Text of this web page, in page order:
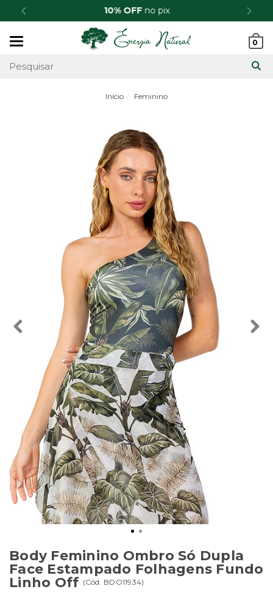
10% OFF no pix
0
Início Feminino
Body Feminino Ombro Só Dupla
Face Estampado Folhagens Fundo
Linho Off (Cód. BDO11934)